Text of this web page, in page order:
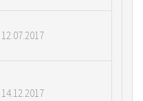
12.07.2017
14.12.2017